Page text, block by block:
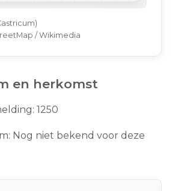
/ Wikimedia
en herkomst
1250
Nog niet bekend voor deze